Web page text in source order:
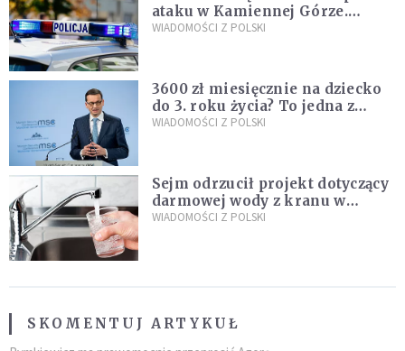
ataku w Kamiennej Górze.
Policja zatrzymała dwóch
WIADOMOŚCI Z POLSKI
3600 zł miesięcznie na dziecko
do 3. roku życia? To jedna z
propozycji programu "Rozwój
WIADOMOŚCI Z POLSKI
Sejm odrzucił projekt dotyczący
darmowej wody z kranu w
restauracjach
WIADOMOŚCI Z POLSKI
SKOMENTUJ ARTYKUŁ